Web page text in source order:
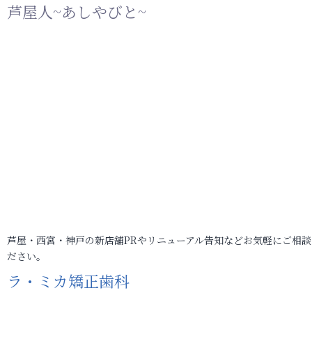
芦屋人~あしやびと~
芦屋・西宮・神戸の新店舗PRやリニューアル告知などお気軽にご相
ださい。
ラ・ミカ矯正歯科